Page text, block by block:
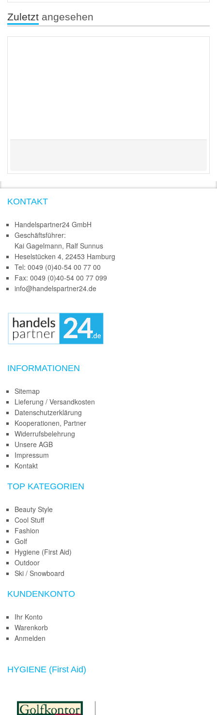
Zuletzt angesehen
KONTAKT
Handelspartner24 GmbH
Geschäftsführer:
Kai Gagelmann, Ralf Sunnus
Heselstücken 4, 22453 Hamburg
Tel: 0049 (0)40-54 00 77 00
Fax: 0049 (0)40-54 00 77 099
info@handelspartner24.de
INFORMATIONEN
Sitemap
Lieferung / Versandkosten
Datenschutzerklärung
Kooperationen, Partner
Widerrufsbelehrung
Unsere AGB
Impressum
Kontakt
TOP KATEGORIEN
Beauty Style
Cool Stuff
Fashion
Golf
Hygiene (First Aid)
Outdoor
Ski / Snowboard
KUNDENKONTO
Ihr Konto
Warenkorb
Anmelden
HYGIENE (First Aid)